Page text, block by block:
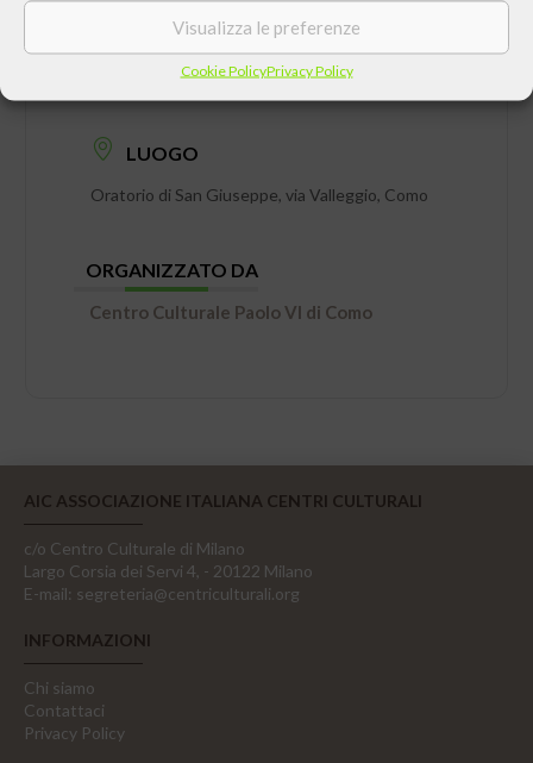
Visualizza le preferenze
Cookie PolicyPrivacy Policy
DATA
Giovedì 15 Dicembre 2016 ore 21:00
LUOGO
Oratorio di San Giuseppe, via Valleggio, Como
ORGANIZZATO DA
Centro Culturale Paolo VI di Como
AIC ASSOCIAZIONE ITALIANA CENTRI CULTURALI
c/o Centro Culturale di Milano
Largo Corsia dei Servi 4, - 20122 Milano
E-mail: segreteria@centriculturali.org
INFORMAZIONI
Chi siamo
Contattaci
Privacy Policy